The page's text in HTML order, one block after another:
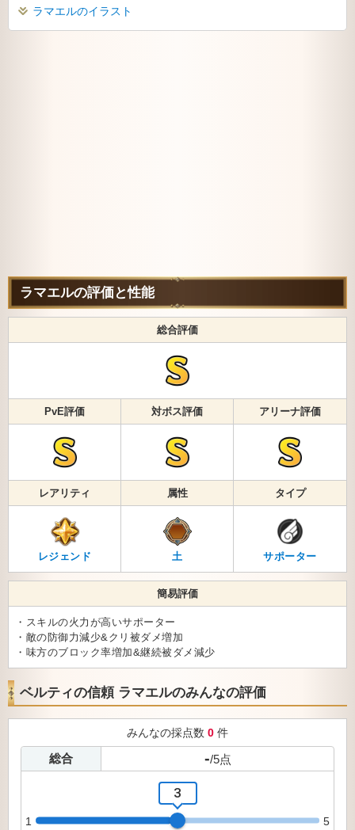
ラマエルのイラスト
ラマエルの評価と性能
総合評価
PvE評価 対ボス評価 アリーナ評価
レアリティ 属性 タイプ
レジェンド 土 サポーター
簡易評価
・スキルの火力が高いサポーター
・敵の防御力減少&クリ被ダメ増加
・味方のブロック率増加&継続被ダメ減少
ベルティの信頼 ラマエルのみんなの評価
みんなの採点数 0 件
総合 -/5点
1
3
5